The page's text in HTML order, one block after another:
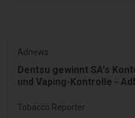
Adnews
Dentsu gewinnt SA's
und Vaping-Kontrolle -
Tobacco Reporter